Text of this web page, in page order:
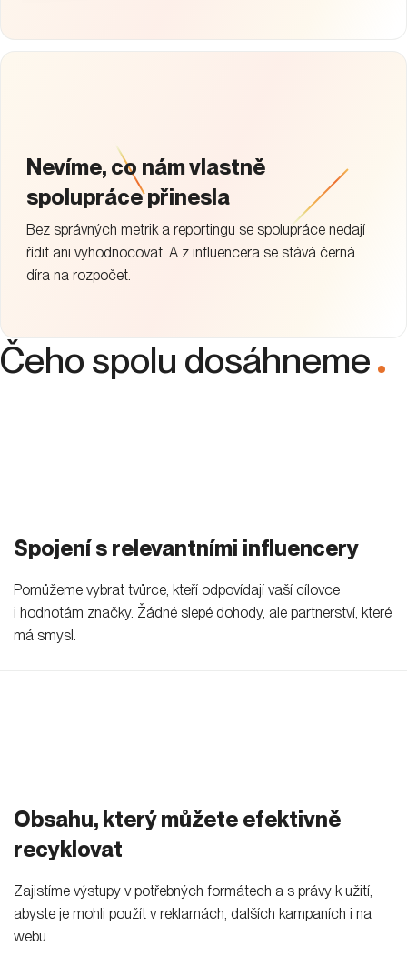
Nevíme, co nám vlastně
spolupráce přinesla
Bez správných metrik a reportingu se spolupráce nedají
řídit ani vyhodnocovat. A z influencera se stává černá
díra na rozpočet.
Čeho spolu dosáhneme
.
Spojení s relevantními influencery
Pomůžeme vybrat tvůrce, kteří odpovídají vaší cílovce
i hodnotám značky. Žádné slepé dohody, ale partnerství, které
má smysl.
Obsahu, který můžete efektivně
recyklovat
Zajistíme výstupy v potřebných formátech a s právy k užití,
abyste je mohli použít v reklamách, dalších kampaních i na
webu.